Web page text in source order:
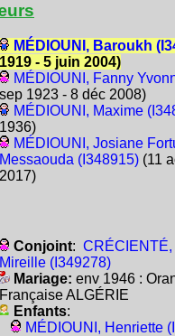
MÉDIOUNI, Baroukh
1919 - 5 juin 2004)
MÉDIOUNI, Fanny
sep 1923 - 8 déc 2008)
MÉDIOUNI, Maxime
1936)
MÉDIOUNI, Josiane
Messaouda (I348915)(11
2017)
Conjoint: CRÉCIENTÉ,
Mireille (I349278)
Mariage: env 1946 :
Française ALGÉRIE
Enfants:
MÉDIOUNI, Henriette